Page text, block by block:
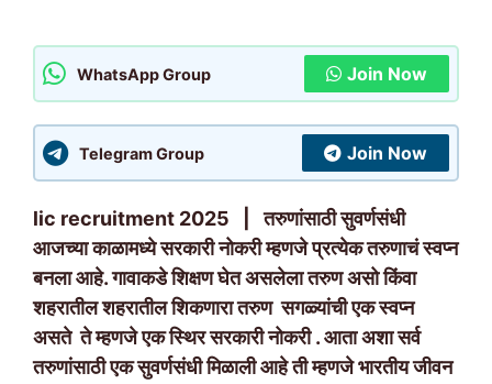
WhatsApp Group Join Now
Telegram Group Join Now
lic recruitment 2025 | तरुणांसाठी सुवर्णसंधी
आजच्या काळामध्ये सरकारी नोकरी म्हणजे प्रत्येक तरुणाचं स्वप्न
बनला आहे. गावाकडे शिक्षण घेत असलेला तरुण असो किंवा
शहरातील शहरातील शिकणारा तरुण सगळ्यांची एक स्वप्न
असते ते म्हणजे एक स्थिर सरकारी नोकरी . आता अशा सर्व
तरुणांसाठी एक सुवर्णसंधी मिळाली आहे ती म्हणजे भारतीय जीवन